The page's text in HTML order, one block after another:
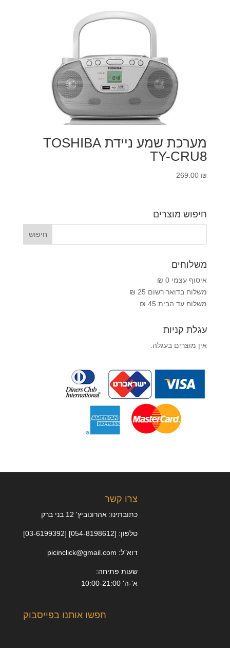
מערכת שמע ניידת TOSHIBA
TY-CRU8
269.00 ₪
חיפוש מוצרים
משלוחים
איסוף עצמי 0 ₪
משלוח בדואר רשום 25 ₪
משלוח עד הבית 45 ₪
עגלת קניות
אין מוצרים בעגלה.
צרו קשר
כתובתינו: אהרונוביץ' 12 בני ברק
טלפון: [054-8198612] [03-6199392]
דוא"ל: picinclick@gmail.com
שעות פתיחה:
א'-ה' 10:00-21:00
חפשו אותנו בפייסבוק